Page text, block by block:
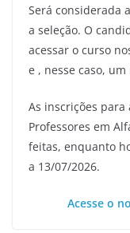
Será considerada
a seleção. O
acessar o curso
e , nesse caso,
As inscrições para
Professores em
feitas, enquanto
a 13/07/2026.
Acesse o